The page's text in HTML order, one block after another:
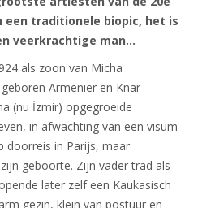
een traditionele biopic, het is
veerkrachtige man…
als zoon van Micha
Armeniër en Knar
(nu İzmir) opgegroeide
in afwachting van een visum
doorreis in Parijs, maar
geboorte. Zijn vader trad als
later zelf een Kaukasisch
gezin, klein van postuur en